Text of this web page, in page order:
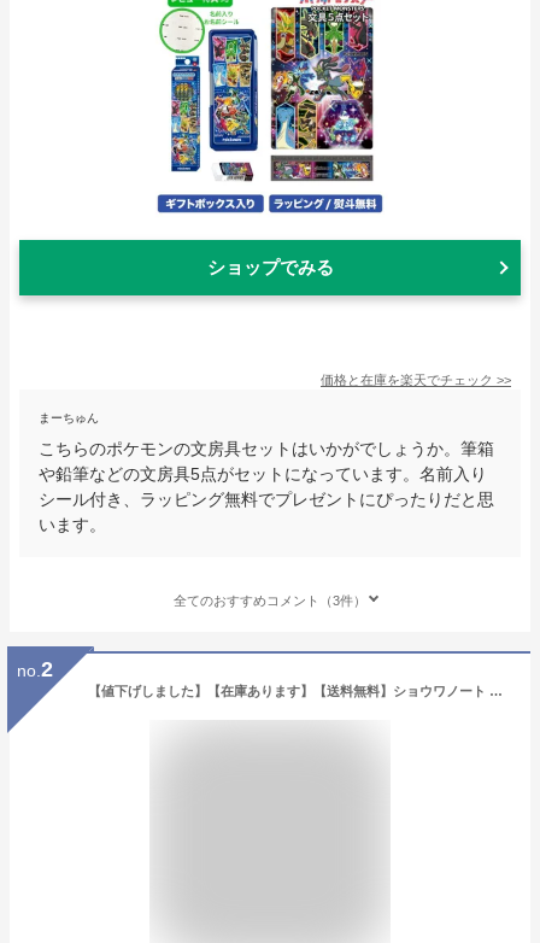
ショップでみる
価格と在庫を楽天でチェック >>
まーちゅん
こちらのポケモンの文房具セットはいかがでしょうか。筆箱
や鉛筆などの文房具5点がセットになっています。名前入り
シール付き、ラッピング無料でプレゼントにぴったりだと思
います。
全てのおすすめコメント（3件）
no. 2
【値下げしました】【在庫あります】【送料無料】ショウワノート ポケットモンスター 文具7点セット 2026年モデル 筆箱に鉛筆やキャップ、消しゴムに自由帳と下敷き・定規の基本の文具セットが7点揃ってお買い得！ご入学のお祝いなどにも最適です